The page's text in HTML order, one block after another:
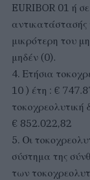
EURIBOR 01 ή
μικρότερη του
μηδέν (0).
4. Ετήσια
10 ) έτη : €
τοκοχρεολυτική
€ 852.022,82
5. Οι
σύστημα της
των